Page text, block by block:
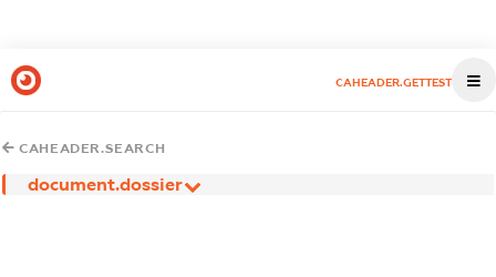
CAHEADER.GETTEST
CAHEADER.SEARCH
document.dossier